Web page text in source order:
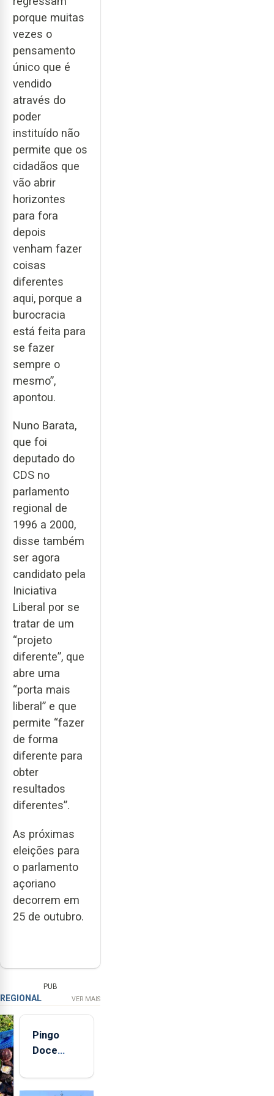
porque muitas
vezes o
pensamento
único que é
vendido
através do
poder
instituído não
permite que os
cidadãos que
vão abrir
horizontes
para fora
depois
venham fazer
coisas
diferentes
aqui, porque a
burocracia
está feita para
se fazer
sempre o
mesmo”,
apontou.
Nuno Barata,
que foi
deputado do
CDS no
parlamento
regional de
1996 a 2000,
disse também
ser agora
candidato pela
Iniciativa
Liberal por se
tratar de um
“projeto
diferente”, que
abre uma
“porta mais
liberal” e que
permite “fazer
de forma
diferente para
obter
resultados
diferentes”.
As próximas
eleições para
o parlamento
açoriano
decorrem em
25 de outubro.
PUB
REGIONAL VER MAIS
Pingo
Doce
quinta-